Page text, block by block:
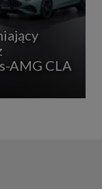
AMG CLA